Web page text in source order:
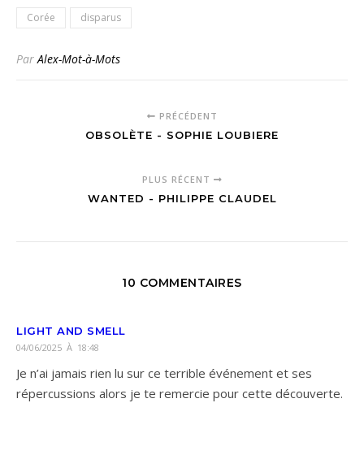
Corée disparus
ParAlex-Mot-à-Mots
PRÉCÉDENT
OBSOLÈTE - SOPHIE LOUBIERE
PLUS RÉCENT
WANTED - PHILIPPE CLAUDEL
10 COMMENTAIRES
LIGHT AND SMELL
04/06/2025 À 18:48
Je n’ai jamais rien lu sur ce terrible événement et ses
répercussions alors je te remercie pour cette découverte.